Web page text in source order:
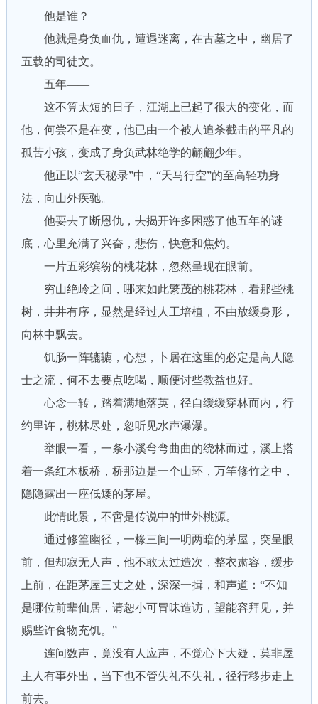
他是谁？
他就是身负血仇，遭遇迷离，在古墓之中，幽居了
五载的司徒文。
五年——
这不算太短的日子，江湖上已起了很大的变化，而
他，何尝不是在变，他已由一个被人追杀截击的平凡的
孤苦小孩，变成了身负武林绝学的翩翩少年。
他正以“玄天秘录”中，“天马行空”的至高轻功身
法，向山外疾驰。
他要去了断恩仇，去揭开许多困惑了他五年的谜
底，心里充满了兴奋，悲伤，快意和焦灼。
一片五彩缤纷的桃花林，忽然呈现在眼前。
穷山绝岭之间，哪来如此繁茂的桃花林，看那些桃
树，井井有序，显然是经过人工培植，不由放缓身形，
向林中飘去。
饥肠一阵辘辘，心想，卜居在这里的必定是高人隐
士之流，何不去要点吃喝，顺便讨些教益也好。
心念一转，踏着满地落英，径自缓缓穿林而内，行
约里许，桃林尽处，忽听见水声瀑瀑。
举眼一看，一条小溪弯弯曲曲的绕林而过，溪上搭
着一条红木板桥，桥那边是一个山环，万竿修竹之中，
隐隐露出一座低矮的茅屋。
此情此景，不啻是传说中的世外桃源。
通过修篁幽径，一椽三间一明两暗的茅屋，突呈眼
前，但却寂无人声，他不敢太过造次，整衣肃容，缓步
上前，在距茅屋三丈之处，深深一揖，和声道：“不知
是哪位前辈仙居，请恕小可冒昧造访，望能容拜见，并
赐些许食物充饥。”
连问数声，竟没有人应声，不觉心下大疑，莫非屋
主人有事外出，当下也不管失礼不失礼，径行移步走上
前去。